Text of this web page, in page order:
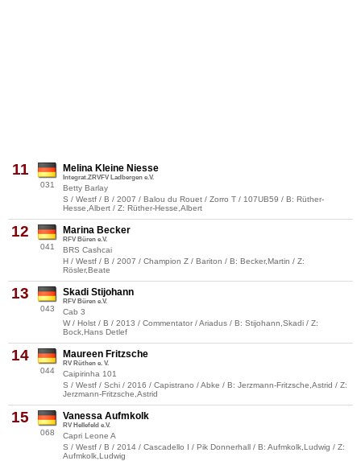
11
031
Melina Kleine Niesse
Integrat.ZRVFV Ladbergen e.V.
Betty Barlay
S / Westf / B / 2007 / Balou du Rouet / Zorro T / 107UB59 / B: Rüther-
Hesse,Albert / Z: Rüther-Hesse,Albert
12
041
Marina Becker
RFV Büren e.V.
BRS Cashcai
H / Westf / B / 2007 / Champion Z / Bariton / B: Becker,Martin / Z:
Rösler,Beate
13
043
Skadi Stijohann
RFV Büren e.V.
Cab 3
W / Holst / B / 2013 / Commentator / Ariadus / B: Stijohann,Skadi / Z:
Bock,Hans Detlef
14
044
Maureen Fritzsche
RV Rüthen e. V.
Caipirinha 101
S / Westf / Schi / 2016 / Capistrano / Abke / B: Jerzmann-Fritzsche,Astrid / Z:
Jerzmann-Fritzsche,Astrid
15
068
Vanessa Aufmkolk
RV Hellefeld e.V.
Capri Leone A
S / Westf / B / 2014 / Cascadello I / Pik Donnerhall / B: Aufmkolk,Ludwig / Z:
Aufmkolk,Ludwig